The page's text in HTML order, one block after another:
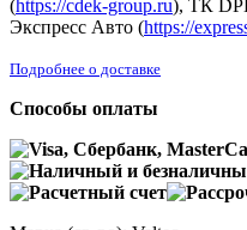
(https://cdek-group.ru), ТК
Экспресс Авто (https://
Подробнее о доставке
Способы оплаты